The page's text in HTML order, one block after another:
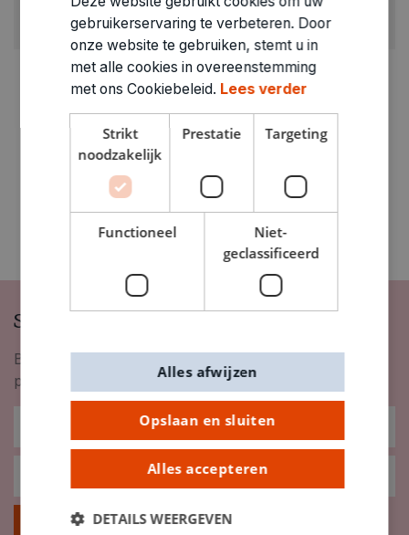
GEWICHT
0.025kg
ARTIKELNUMMER
Schrijf je in op onze nieuwsbrief
Blijf op de hoogte van nieuwigheden, inspiratie,
promoties en meer!
Inschrijven
gebruikerservaring te verbeteren. Door
onze website te gebruiken, stemt u in
met alle cookies in overeenstemming
met ons Cookiebeleid. Lees verder
Strikt
noodzakelijk
Prestatie Targeting
Functioneel
Niet-
geclassificeerd
Opslaan en sluiten
Alles accepteren
Alles afwijzen
DETAILS WEERGEVEN